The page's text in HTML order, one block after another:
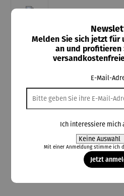
Melden Sie sich jetzt für
an und profitieren
E-Mail-
Ich interessiere mich
Mit einer Anmeldung stimme ich
Jetzt